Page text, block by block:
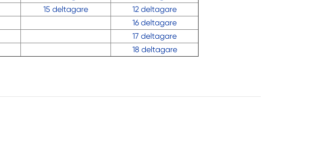
15 deltagare
12 deltagare
16 deltagare
17 deltagare
18 deltagare